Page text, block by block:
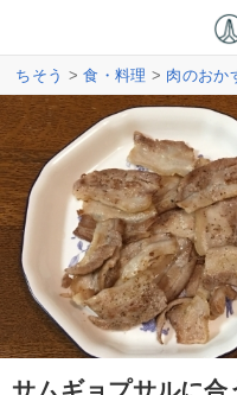
ちそう >食・料理 > 肉のおか
サムギョプサルに合